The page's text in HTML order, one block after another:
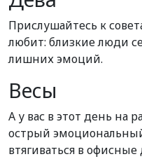
Прислушайтесь к
любит: близкие люди
лишних эмоций.
Весы
А у вас в этот день на
острый
втягиваться в